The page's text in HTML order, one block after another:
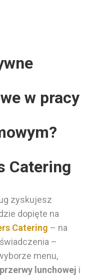
w pracy
Catering
zyskujesz
dopięte na
Catering – na
–
menu,
przerwy lunchowej i